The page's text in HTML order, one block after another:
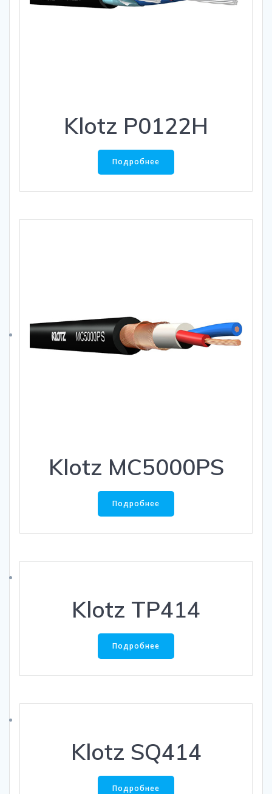
Klotz P0122H
Подробнее
Klotz MC5000PS
Подробнее
Klotz TP414
Подробнее
Klotz SQ414
Подробнее